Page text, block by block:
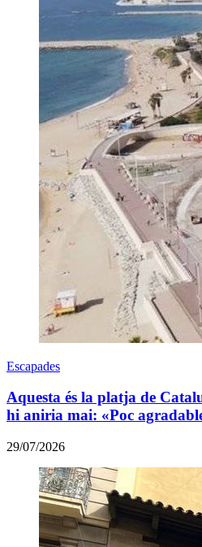
Escapades
Aquesta és la platja de
hi aniria mai: «Poc
29/07/2026